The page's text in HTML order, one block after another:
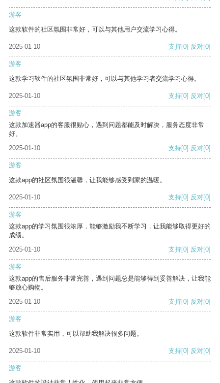
游客
这款软件的社区氛围非常好，可以与其他用户交流学习心得。
2025-01-10 支持[0] 反对[0]
游客
这款学习软件的社区氛围非常好，可以与其他学习者交流学习心得。
2025-01-10 支持[0] 反对[0]
游客
这款加速器app的客服很贴心，遇到问题都能及时解决，服务态度非常
好。
2025-01-10
支持[0] 反对[0]
游客
这款app的社区氛围很温馨，让我能够感受到家的温暖。
2025-01-10 支持[0] 反对[0]
游客
这款app的学习氛围很浓厚，能够激励我不断学习，让我能够取得更好的
成绩。
2025-01-10
支持[0] 反对[0]
游客
这款app的售后服务非常完善，遇到问题总是能够得到妥善解决，让我能
够放心购物。
2025-01-10
支持[0] 反对[0]
游客
这款软件非常实用，可以帮助我解决很多问题。
2025-01-10 支持[0] 反对[0]
游客